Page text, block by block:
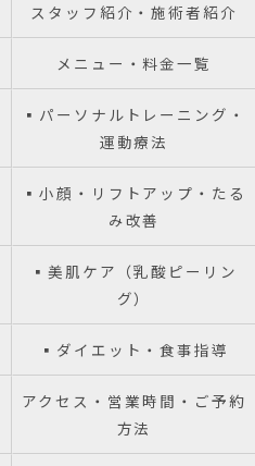
スタッフ紹介・施術者紹介
メニュー・料金一覧
▪️パーソナルトレーニング・
運動療法
▪️小顔・リフトアップ・たる
み改善
▪️美肌ケア（乳酸ピーリン
グ）
▪️ダイエット・食事指導
アクセス・営業時間・ご予約
方法